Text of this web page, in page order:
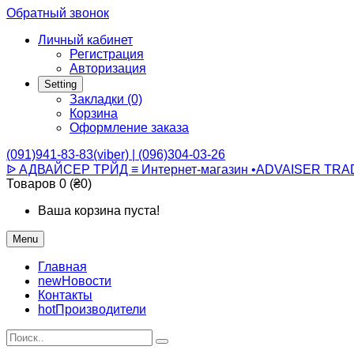
Обратный звонок
Личный кабинет
Регистрация
Авторизация
Setting
Закладки (0)
Корзина
Оформление заказа
(091)941-83-83(viber) | (096)304-03-26
ᐉ АДВАЙСЕР ТРЙД ≡ Интернет-магазин •ADVAISER
Товаров 0 (₴0)
Ваша корзина пуста!
Menu
Главная
newНовости
Контакты
hotПроизводители